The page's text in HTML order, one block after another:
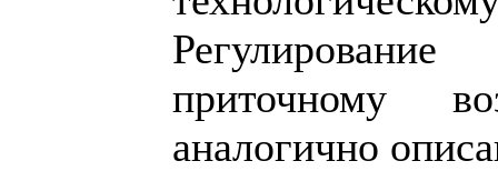
приточному
аналогично